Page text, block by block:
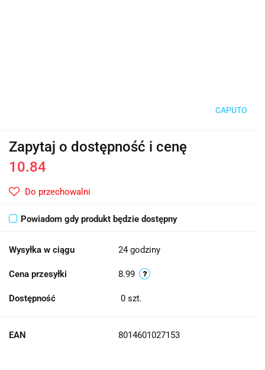
CAPUTO
Zapytaj o dostępność i cenę
10.84
Do przechowalni
Powiadom gdy produkt będzie dostępny
Wysyłka w ciągu 24 godziny
Cena przesyłki 8.99
Dostępność 0 szt.
EAN 8014601027153